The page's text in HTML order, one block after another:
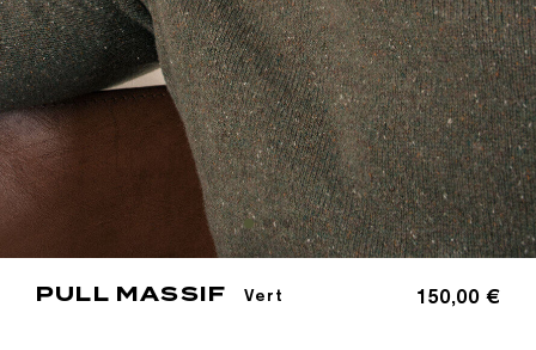
PULL MASSIF Vert 150,00 €